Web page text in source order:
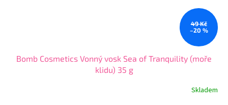
49 Kč
–20 %
Bomb Cosmetics Vonný vosk Sea of Tranquility (moře
klidu) 35 g
Skladem